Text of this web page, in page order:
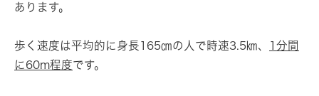
あります。
歩く速度は平均的に身長165㎝の人で時速3.5㎞、
1分間
に60m程度です。